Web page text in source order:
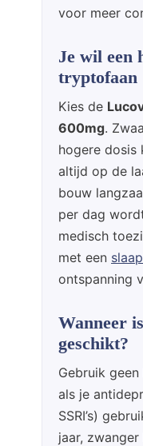
voor meer
Je wil een
tryptofaan
Kies de
600mg.
hogere dosis
altijd op de
bouw
per dag
medisch
met een
ontspanning
Wanneer
geschikt?
Gebruik
als je
SSRI’s)
jaar,